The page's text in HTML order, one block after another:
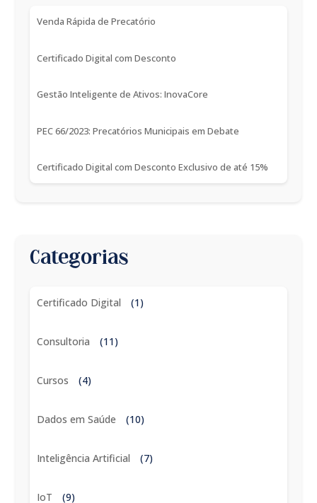
Venda Rápida de Precatório
Certificado Digital com Desconto
Gestão Inteligente de Ativos: InovaCore
PEC 66/2023: Precatórios Municipais em Debate
Certificado Digital com Desconto Exclusivo de até 15%
Categorias
Certificado Digital (1)
Consultoria (11)
Cursos (4)
Dados em Saúde (10)
Inteligência Artificial (7)
IoT (9)